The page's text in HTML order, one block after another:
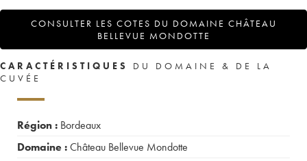
CONSULTER LES COTES DU DOMAINE CHÂTEAU
BELLEVUE MONDOTTE
CARACTÉRISTIQUES
DU DOMAINE & DE LA
CUVÉE
Région : Bordeaux
Domaine :Château Bellevue Mondotte